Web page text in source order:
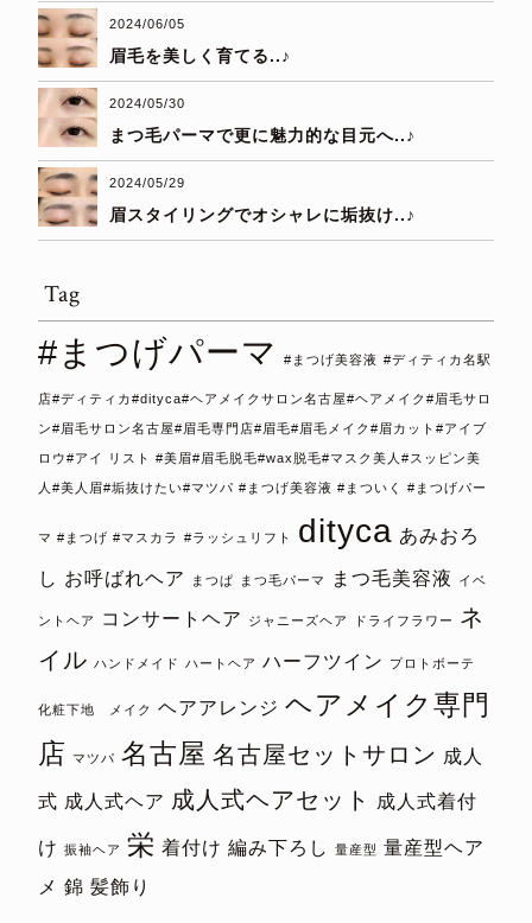
2024/06/05
眉毛を美しく育てる..♪
2024/05/30
まつ毛パーマで更に魅力的な目元へ..♪
2024/05/29
眉スタイリングでオシャレに垢抜け..♪
Tag
#まつげパーマ #まつげ美容液 #ディティカ名駅
店#ディティカ#dityca#ヘアメイクサロン名古屋#ヘアメイク#眉毛サロ
ン#眉毛サロン名古屋#眉毛専門店#眉毛#眉毛メイク#眉カット#アイブ
ロウ#アイ リスト #美眉#眉毛脱毛#wax脱毛#マスク美人#スッピン美
人#美人眉#垢抜けたい#マツパ #まつげ美容液 #まついく #まつげパー
マ #まつげ #マスカラ #ラッシュリフト dityca あみおろ
し
お呼ばれヘア まつぱ まつ毛パーマ まつ毛美容液 イベ
ントヘア コンサートヘア ジャニーズヘア ドライフラワー
ネ
イル ハンドメイド ハートヘア ハーフツイン プロトボーテ
化粧下地 メイク ヘアアレンジ ヘアメイク専門
店
マツパ 名古屋 名古屋セットサロン 成人
式 成人式ヘア 成人式ヘアセット 成人式着付
け 振袖ヘア 栄 着付け 編み下ろし 量産型
量産型ヘア
メ 錦 髪飾り